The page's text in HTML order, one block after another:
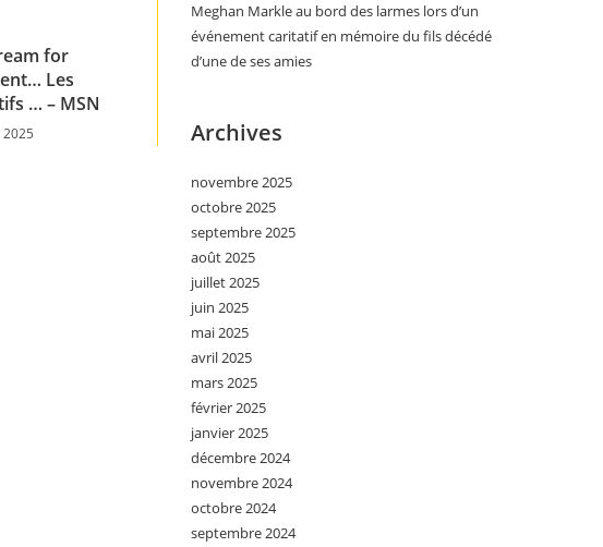
for
Les
… – MSN
Meghan Markle au bord des larmes lors d’un
événement caritatif en mémoire du fils décédé
d’une de ses amies
Archives
novembre 2025
octobre 2025
septembre 2025
août 2025
juillet 2025
juin 2025
mai 2025
avril 2025
mars 2025
février 2025
janvier 2025
décembre 2024
novembre 2024
octobre 2024
septembre 2024